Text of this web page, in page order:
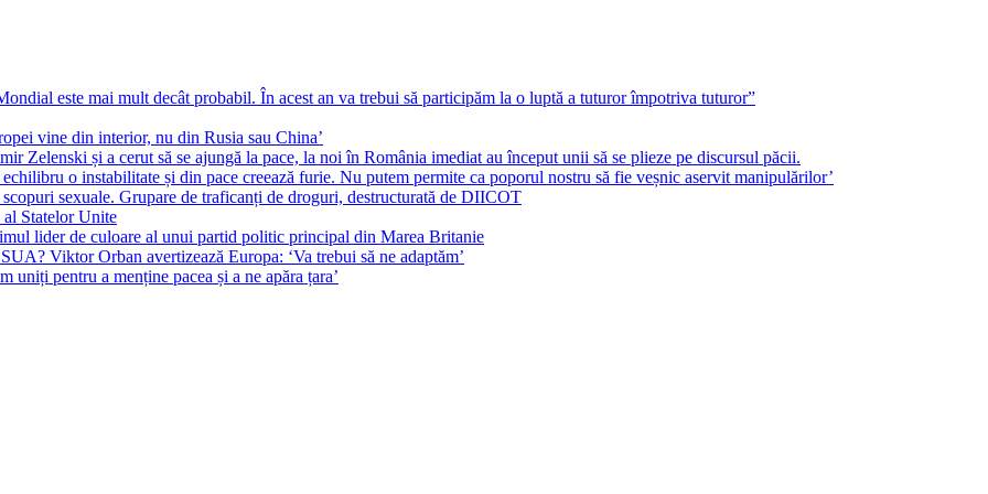
este mai mult decât probabil. În acest an va trebui să participăm la o luptă a tuturor împotriva tuturor”
vine din interior, nu din Rusia sau China’
și a cerut să se ajungă la pace, la noi în România imediat au început unii să se plieze pe discursul păcii.
o instabilitate și din pace creează furie. Nu putem permite ca poporul nostru să fie veșnic aservit manipulărilor’
sexuale. Grupare de traficanți de droguri, destructurată de DIICOT
al Statelor Unite
lider de culoare al unui partid politic principal din Marea Britanie
Viktor Orban avertizează Europa: ‘Va trebui să ne adaptăm’
pentru a menține pacea și a ne apăra țara’